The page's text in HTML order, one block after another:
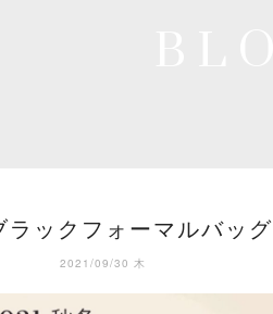
ラックフォーマルバッグ
2021/09/30 木